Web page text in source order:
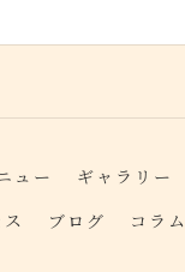
ュー ギャラリー
ブログ コラム